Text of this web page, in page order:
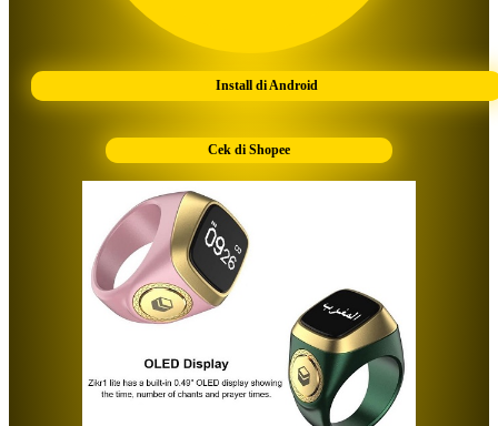
Install di Android
Cek di Shopee